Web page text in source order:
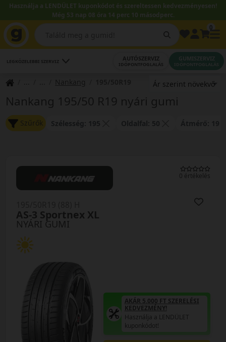
Használja a LENDÜLET kuponkódot és szereltessen kedvezményesen!
Még 53 nap 08 óra 14 perc 10 másodperc.
LEGKÖZELEBBI SZERVIZ AUTÓSZERVIZ
IDŐPONTFOGLALÁS
GUMISZERVIZ
IDŐPONTFOGLALÁS
Nankang
Nankang 195/50 R19 nyári gumi
Szűrők
0 értékelés
NYÁRI GUMI
AS-3 Sportnex XL
AKÁR 5.000 FT SZERELÉSI
KEDVEZMÉNY!
Használja a LENDÜLET
kuponkódot!